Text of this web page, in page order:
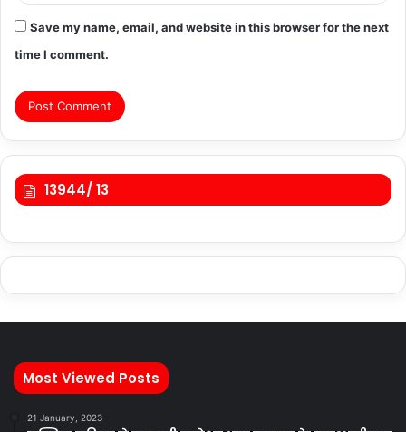
Save my name, email, and website in this browser for the next
time I comment.
13944/ 13
Most Viewed Posts
21 January, 2023